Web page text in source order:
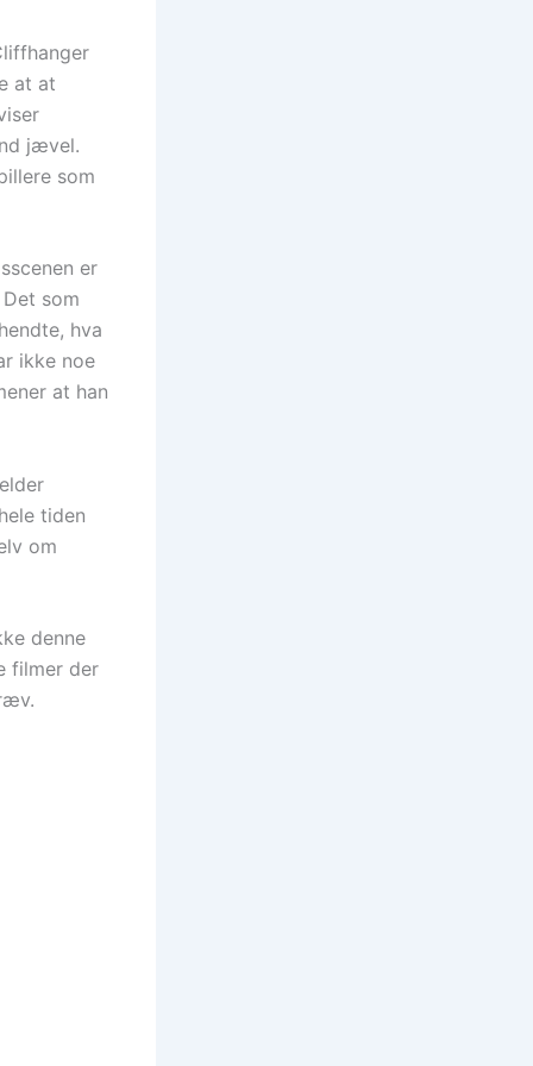
at at
jævel.
som
er
som
hva
ikke noe
at han
tiden
om
denne
filmer der